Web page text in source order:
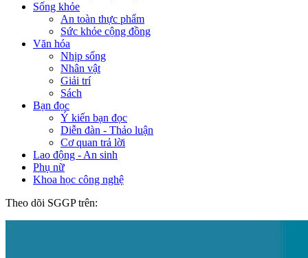
Sống khỏe
An toàn thực phẩm
Sức khỏe cộng đồng
Văn hóa
Nhịp sống
Nhân vật
Giải trí
Sách
Bạn đọc
Ý kiến bạn đọc
Diễn đàn - Thảo luận
Cơ quan trả lời
Lao động - An sinh
Phụ nữ
Khoa học công nghệ
Theo dõi SGGP trên: